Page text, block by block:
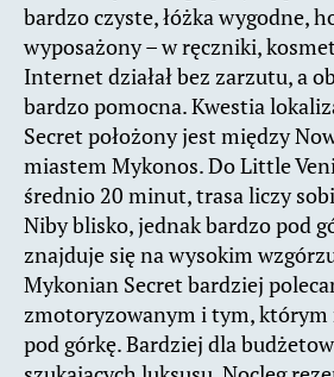
bardzo czyste, łóżka wygodne,
wyposażony – w ręczniki,
Internet działał bez zarzutu, a
bardzo pomocna. Kwestia
Secret położony jest między
miastem Mykonos. Do Little
średnio 20 minut, trasa liczy
Niby blisko, jednak bardzo pod
znajduje się na wysokim
Mykonian Secret bardziej
zmotoryzowanym i tym, którym
pod górkę. Bardziej dla